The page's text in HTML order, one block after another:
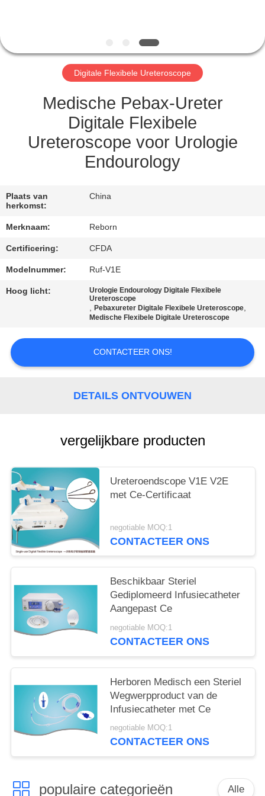
VERZOEK
PRIVACY
POLICY
Digitale Flexibele Ureteroscope
Medische Pebax-Ureter
Digitale Flexibele
Ureteroscope voor Urologie
Endourology
Plaats van
herkomst:
China
Merknaam: Reborn
Certificering: CFDA
Modelnummer: Ruf-V1E
Hoog licht:
Urologie Endourology Digitale Flexibele
Ureteroscope
,Pebaxureter Digitale Flexibele Ureteroscope,
Medische Flexibele Digitale Ureteroscope
CONTACTEER ONS!
DETAILS ONTVOUWEN
vergelijkbare producten
Ureteroendscope V1E V2E
met Ce-Certificaat
negotiable MOQ:1
CONTACTEER ONS
Beschikbaar Steriel
Gediplomeerd Infusiecatheter
Aangepast Ce
negotiable MOQ:1
CONTACTEER ONS
Herboren Medisch een Steriel
Wegwerpproduct van de
Infusiecatheter met Ce
negotiable MOQ:1
CONTACTEER ONS
populaire categorieën Alle